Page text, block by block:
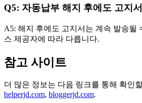
Q5: 자동납부 해지 후에도 고지
A5: 해지 후에도 고지서는 계속 발송될
스 제공자에 따라 다릅니다.
참고 사이트
더 많은 정보는 다음 링크를 통해 확인
helperjd.com, bloggerjd.com.